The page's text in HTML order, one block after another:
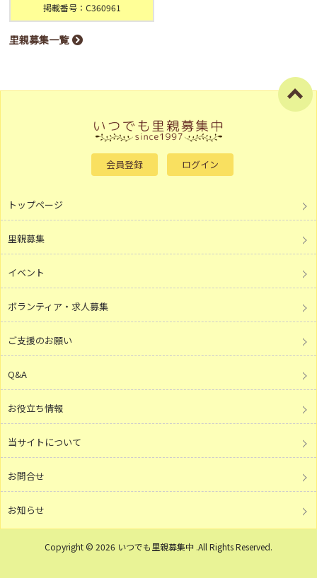
掲載番号：C360961
里親募集一覧
会員登録 ログイン
トップページ
里親募集
イベント
ボランティア・求人募集
ご支援のお願い
Q&A
お役立ち情報
当サイトについて
お問合せ
お知らせ
Copyright © 2026 いつでも里親募集中 .All Rights Reserved.